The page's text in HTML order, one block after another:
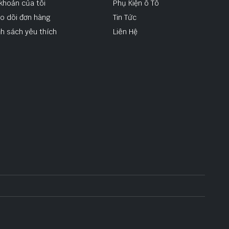
của tôi
dõi đơn hàng
sách yêu thích
Phụ Kiện ô Tô
Tin Tức
Liên Hệ